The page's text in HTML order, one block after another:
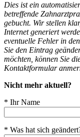
Dies ist ein
betreffende
gebucht. Wir stellen
Internet generiert
eventuelle Fehler in
Sie den Eintrag
möchten, können Sie
Kontaktformular
Nicht mehr aktuell?
* Ihr Name
* Was hat sich